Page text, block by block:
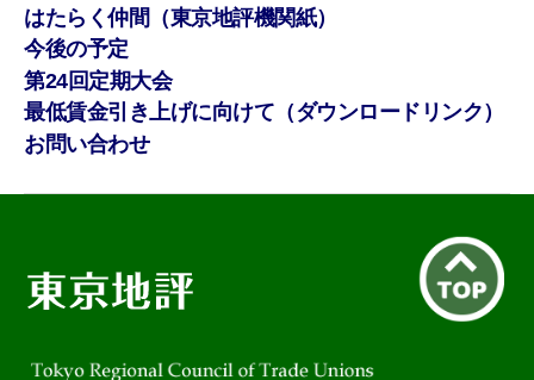
はたらく仲間（東京地評機関紙）
今後の予定
第24回定期大会
最低賃金引き上げに向けて（ダウンロードリンク）
お問い合わせ